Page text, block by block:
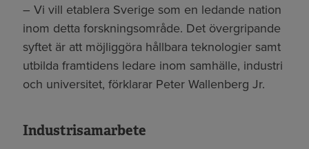
– Vi vill etablera Sverige som en ledande nation
inom detta forskningsområde. Det övergripande
syftet är att möjliggöra hållbara teknologier samt
utbilda framtidens ledare inom samhälle, industri
och universitet, förklarar Peter Wallenberg Jr.
Industrisamarbete